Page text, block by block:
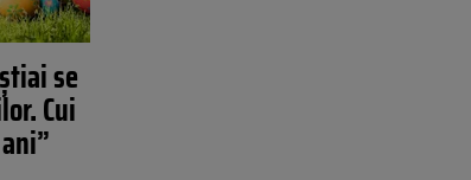
se
Cui